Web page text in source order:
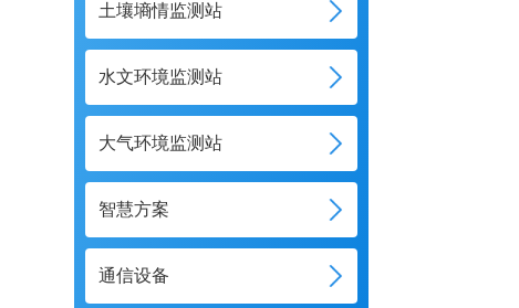
土壤墒情监测站
水文环境监测站
大气环境监测站
智慧方案
通信设备